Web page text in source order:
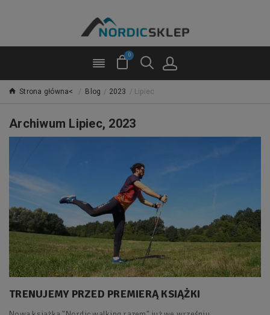
0
Strona główna< / Blog / 2023 / Lipiec
Archiwum Lipiec, 2023
TRENUJEMY PRZED PREMIERĄ KSIĄŻKI